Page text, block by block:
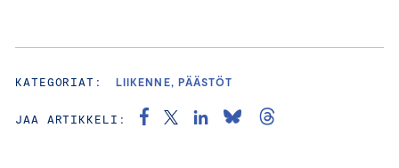
KATEGORIAT: LIIKENNE, PÄÄSTÖT
JAA ARTIKKELI: